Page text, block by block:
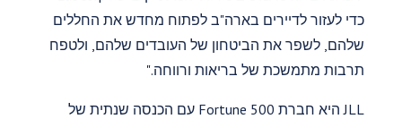
כדי לעזור לדיירים בארה"ב לפתוח מחדש את החללים
שלהם, לשפר את הביטחון של העובדים שלהם, ולטפח
תרבות מתמשכת של בריאות ורווחה."
JLL היא חברת Fortune 500 עם הכנסה שנתית של